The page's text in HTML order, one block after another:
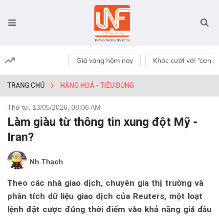
Giá vàng hôm nay Khóc cười với “cơn
TRANG CHỦ HÀNG HOÁ - TIÊU DÙNG
Thứ tư, 13/05/2026, 08:06 AM
Làm giàu từ thông tin xung đột Mỹ -
Iran?
Nh.Thạch
Theo các nhà giao dịch, chuyên gia thị trường và
phân tích dữ liệu giao dịch của Reuters, một loạt
lệnh đặt cược đúng thời điểm vào khả năng giá dầu